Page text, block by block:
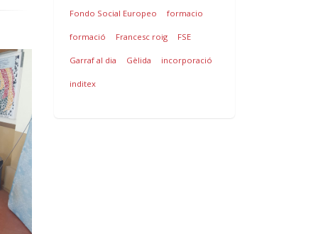
Fondo Social Europeo formacio
formació Francesc roig FSE
Garraf al dia Gèlida incorporació
inditex